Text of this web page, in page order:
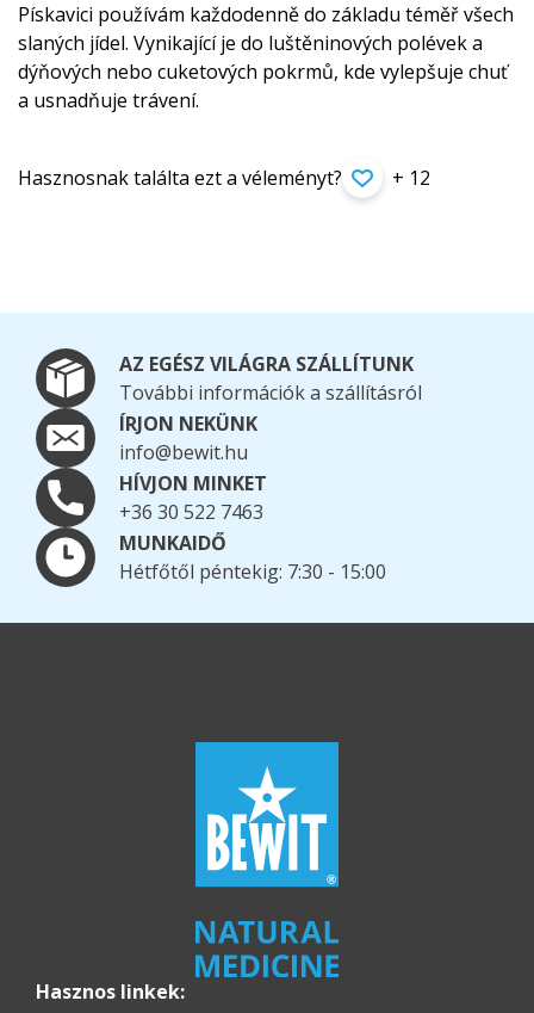
Pískavici používám každodenně do základu téměř všech
slaných jídel. Vynikající je do luštěninových polévek a
dýňových nebo cuketových pokrmů, kde vylepšuje chuť
a usnadňuje trávení.
Hasznosnak találta ezt a véleményt? + 12
AZ EGÉSZ VILÁGRA SZÁLLÍTUNK
További információk a szállításról
ÍRJON NEKÜNK
info@bewit.hu
HÍVJON MINKET
+36 30 522 7463
MUNKAIDŐ
Hétfőtől péntekig: 7:30 - 15:00
Hasznos linkek: